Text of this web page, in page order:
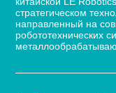
стратегическом
направленный на
робототехнических